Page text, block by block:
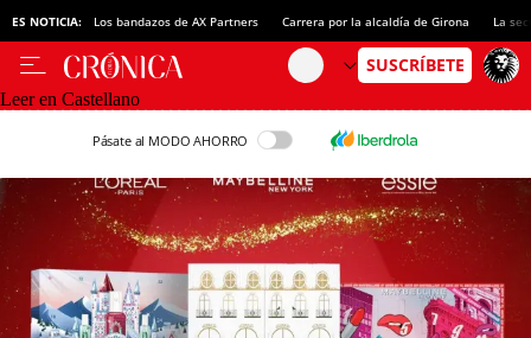
ES NOTICIA: Los bandazos de AX Partners Carrera por la alcaldía de Girona La
Leer en Castellano
Pásate al MODO AHORRO